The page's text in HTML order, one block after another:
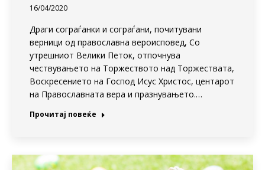
16/04/2020
Драги сограѓанки и сограѓани, почитувани
верници од православна вероисповед, Со
утрешниот Велики Петок, отпочнува
чествувањето на Торжеството над Торжествата,
Воскресението на Господ Исус Христос, центарот
на Православната вера и празнувањето.…
Прочитај повеќе